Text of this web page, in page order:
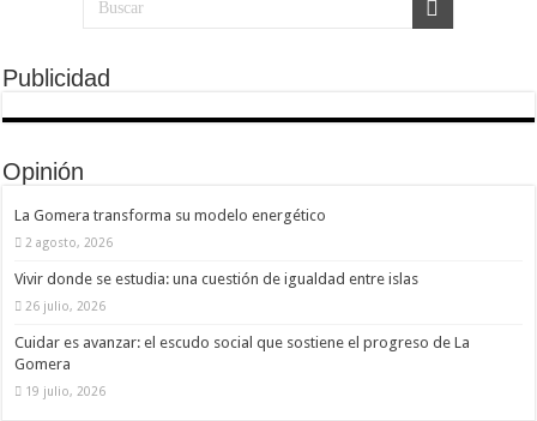
Publicidad
Opinión
La Gomera transforma su modelo energético
2 agosto, 2026
Vivir donde se estudia: una cuestión de igualdad entre islas
26 julio, 2026
Cuidar es avanzar: el escudo social que sostiene el progreso de La
Gomera
19 julio, 2026